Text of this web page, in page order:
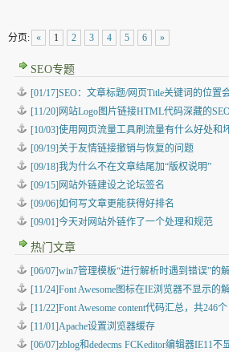
分页: « 1 2 3 4 5 6 »
SEO专题
[01/17]SEO：文章标题/网页Title关键词的位置
[11/20]网站Logo图片链接HTML代码深藏的
[10/03]使用网页流量工具刷流量有什么好处和
[09/19]关于友情链接撤销与恢复的问题
[09/18]我为什么不在文章结尾加“版权说明”
[09/15]网站外链建设之论坛签名
[09/06]如何写文章更能获得好排名
[09/01]今天对网站外链作了一个处理和规范
热门文章
[06/07]win7管理模板“进行解析时遇到错误”的
[11/24]Font Awesome图标在IE浏览器不显示的
[11/22]Font Awesome content代码汇总，共246个
[11/01]Apache设置浏览器缓存
[06/07]zblog和dedecms FCKeditor编辑器IE11